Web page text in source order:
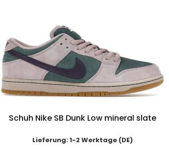
Schuh Nike SB Dunk Low mineral slate
Lieferung: 1-2 Werktage (DE)